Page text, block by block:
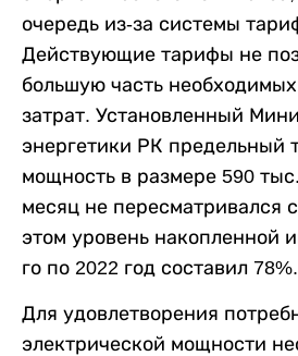
очередь из-за системы
Действующие тарифы не
большую часть необходимых
затрат. Установленный
энергетики РК предельный
мощность в размере 590
месяц не пересматривался
этом уровень накопленной
го по 2022 год составил 78%.
Для удовлетворения
электрической мощности